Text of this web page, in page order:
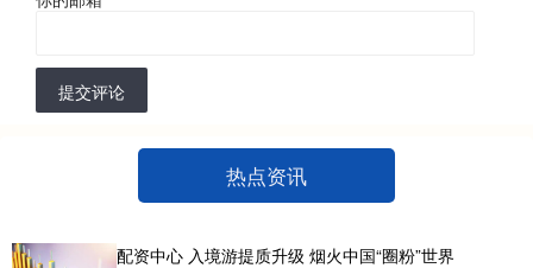
提交评论
热点资讯
配资中心 入境游提质升级 烟火中国“圈粉”世界